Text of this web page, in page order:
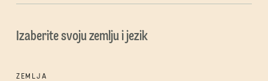
Izaberite svoju zemlju i jezik
ZEMLJA